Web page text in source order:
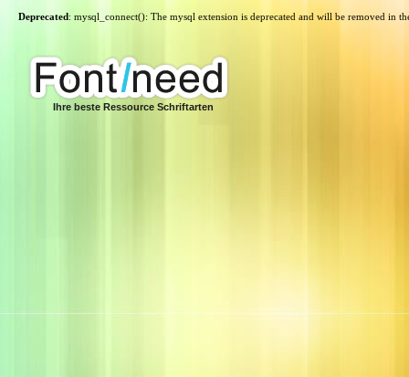
Deprecated: mysql_connect(): The mysql extension is deprecated and will be removed in
Ihre beste Ressource Schriftarten